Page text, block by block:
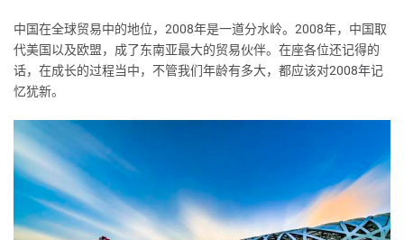
中国在全球贸易中的地位，2008年是一道分水岭。2008年，中国取
代美国以及欧盟，成了东南亚最大的贸易伙伴。在座各位还记得的
话，在成长的过程当中，不管我们年龄有多大，都应该对2008年记
忆犹新。